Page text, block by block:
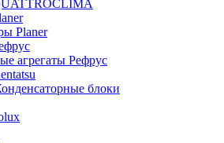
Planer
агрегаты Рефрус
блоки